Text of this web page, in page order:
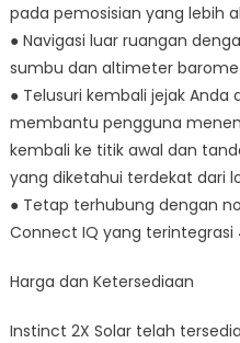
pada pemosisian yang lebih
● Navigasi luar ruangan
sumbu dan altimeter
● Telusuri kembali jejak
membantu pengguna
kembali ke titik awal dan
yang diketahui terdekat dari
● Tetap terhubung dengan
Connect IQ yang terintegrasi
Harga dan Ketersediaan
Instinct 2X Solar telah